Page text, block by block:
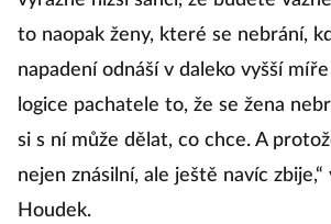
to naopak ženy, které se nebrání,
napadení odnáší v daleko vyšší
logice pachatele to, že se žena
si s ní může dělat, co chce. A
nejen znásilní, ale ještě navíc
Houdek.